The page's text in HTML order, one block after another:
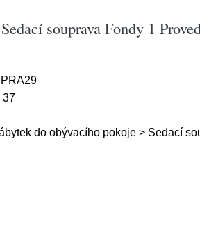
souprava Fondy 1
37
do obývacího pokoje > Sedací